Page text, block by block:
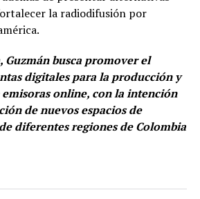
la radiodifusión por
Guzmán busca promover el
digitales para la producción y
online, con la intención
de nuevos espacios de
diferentes regiones de Colombia